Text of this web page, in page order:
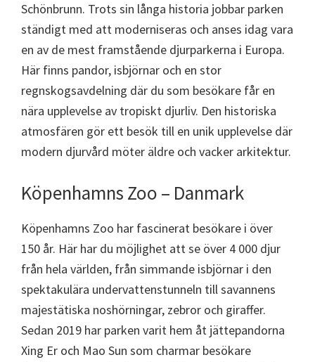
Schönbrunn. Trots sin långa historia jobbar parken
ständigt med att moderniseras och anses idag vara
en av de mest framstående djurparkerna i Europa.
Här finns pandor, isbjörnar och en stor
regnskogsavdelning där du som besökare får en
nära upplevelse av tropiskt djurliv. Den historiska
atmosfären gör ett besök till en unik upplevelse där
modern djurvård möter äldre och vacker arkitektur.
Köpenhamns Zoo – Danmark
Köpenhamns Zoo har fascinerat besökare i över
150 år. Här har du möjlighet att se över 4 000 djur
från hela världen, från simmande isbjörnar i den
spektakulära undervattenstunneln till savannens
majestätiska noshörningar, zebror och giraffer.
Sedan 2019 har parken varit hem åt jättepandorna
Xing Er och Mao Sun som charmar besökare